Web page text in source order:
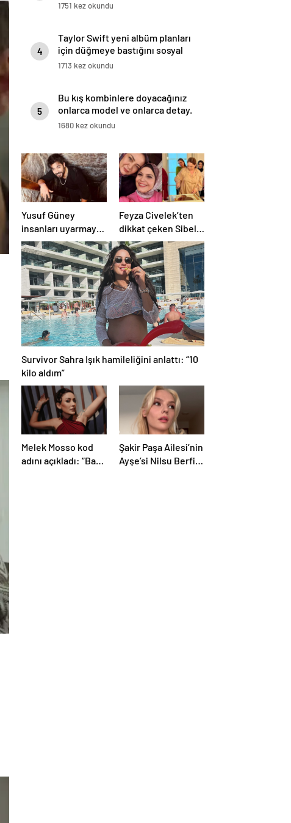
eden isim belli oldu
4
için düğmeye bastığını sosyal
medyadan duyurdu!
1713 kez okundu
5
onlarca model ve onlarca detay.
1680 kez okundu
Yusuf Güney
insanları uyarmaya
devam ediyor:
“Uzaylılar bizi
ciddiye almıyor”
Feyza Civelek’ten
dikkat çeken Sibel
Taşçıoğlu paylaşımı
geldi
Survivor Sahra Işık hamileliğini anlattı: “10
kilo aldım”
Melek Mosso kod
adını açıkladı: “Bana
traktör derler”
Şakir Paşa Ailesi’nin
Ayşe’si Nilsu Berfin
Aktaş imaj